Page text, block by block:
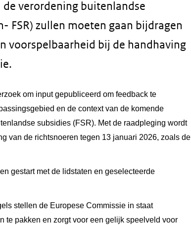
verordening buitenlandse
FSR) zullen moeten gaan bijdragen
voorspelbaarheid bij de handhaving
om input gepubliceerd om feedback te
en de context van de komende
subsidies (FSR). Met de raadpleging wordt
van de richtsnoeren tegen 13 januari 2026, zoals de
gestart met de lidstaten en geselecteerde
stellen de Europese Commissie in staat
te pakken en zorgt voor een gelijk speelveld voor